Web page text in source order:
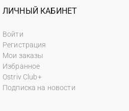
ЛИЧНЫЙ КАБИНЕТ
Войти
Регистрация
Мои заказы
Избранное
Ostriv Club+
Подписка на новости